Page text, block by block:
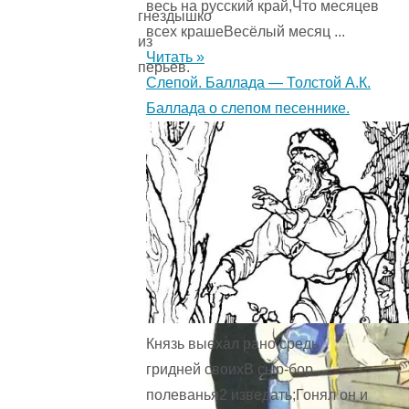
гнездышко
из
перьев.
весь на русский край,Что месяцев
всех крашеВесёлый месяц ...
Читать »
Слепой. Баллада — Толстой А.К.
Баллада о слепом песеннике.
Князь выехал рано средь
гридней своихВ сыр-бор
полеванья2 изведать;Гонял он и